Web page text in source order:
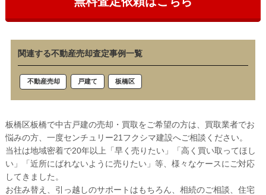
関連する不動産売却査定事例一覧
不動産売却 戸建て 板橋区
板橋区板橋で中古戸建の売却・買取をご希望の方は、買取業者でお
悩みの方、一度センチュリー21フクシマ建設へご相談ください。
当社は地域密着で20年以上「早く売りたい」「高く買い取ってほし
い」「近所にばれないように売りたい」等、様々なケースにご対応
してきました。
お住み替え、引っ越しのサポートはもちろん、相続のご相談、住宅